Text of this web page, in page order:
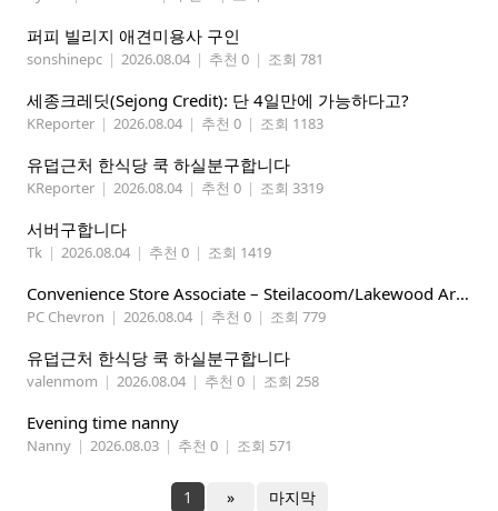
퍼피 빌리지 애견미용사 구인
sonshinepc | 2026.08.04 | 추천 0 | 조회 781
세종크레딧(Sejong Credit): 단 4일만에 가능하다고?
KReporter | 2026.08.04 | 추천 0 | 조회 1183
유덥근처 한식당 쿡 하실분구합니다
KReporter | 2026.08.04 | 추천 0 | 조회 3319
서버구합니다
Tk | 2026.08.04 | 추천 0 | 조회 1419
Convenience Store Associate – Steilacoom/Lakewood Area, $19 -$21/hr
PC Chevron | 2026.08.04 | 추천 0 | 조회 779
유덥근처 한식당 쿡 하실분구합니다
valenmom | 2026.08.04 | 추천 0 | 조회 258
Evening time nanny
Nanny | 2026.08.03 | 추천 0 | 조회 571
1 » 마지막